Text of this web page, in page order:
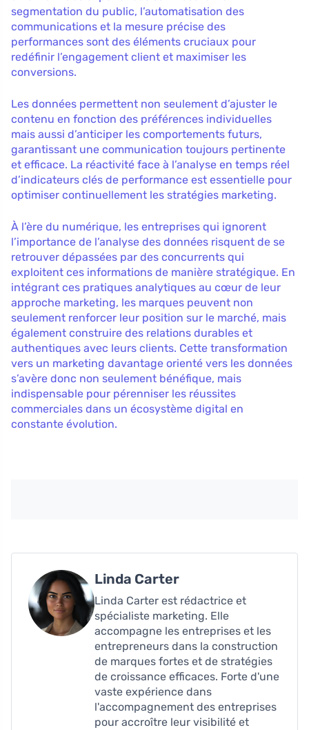
segmentation du public, l’automatisation des
communications et la mesure précise des
performances sont des éléments cruciaux pour
redéfinir l’engagement client et maximiser les
conversions.
Les données permettent non seulement d’ajuster le
contenu en fonction des préférences individuelles
mais aussi d’anticiper les comportements futurs,
garantissant une communication toujours pertinente
et efficace. La réactivité face à l’analyse en temps réel
d’indicateurs clés de performance est essentielle pour
optimiser continuellement les stratégies marketing.
À l’ère du numérique, les entreprises qui ignorent
l’importance de l’analyse des données risquent de se
retrouver dépassées par des concurrents qui
exploitent ces informations de manière stratégique. En
intégrant ces pratiques analytiques au cœur de leur
approche marketing, les marques peuvent non
seulement renforcer leur position sur le marché, mais
également construire des relations durables et
authentiques avec leurs clients. Cette transformation
vers un marketing davantage orienté vers les données
s’avère donc non seulement bénéfique, mais
indispensable pour pérenniser les réussites
commerciales dans un écosystème digital en
constante évolution.
Linda Carter
Linda Carter est rédactrice et
spécialiste marketing. Elle
accompagne les entreprises et les
entrepreneurs dans la construction
de marques fortes et de stratégies
de croissance efficaces. Forte d'une
vaste expérience dans
l'accompagnement des entreprises
pour accroître leur visibilité et